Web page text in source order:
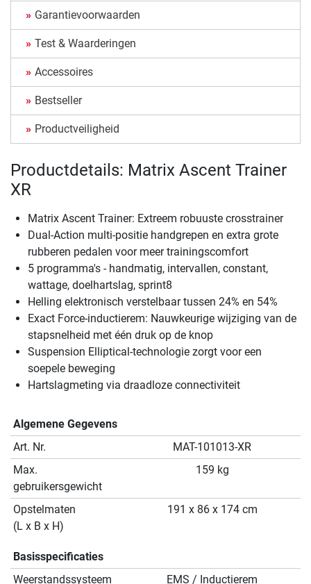
Garantievoorwaarden
Test & Waarderingen
Accessoires
Bestseller
Productveiligheid
Productdetails: Matrix Ascent Trainer
XR
Matrix Ascent Trainer: Extreem robuuste crosstrainer
Dual-Action multi-positie handgrepen en extra grote
rubberen pedalen voor meer trainingscomfort
5 programma's - handmatig, intervallen, constant,
wattage, doelhartslag, sprint8
Helling elektronisch verstelbaar tussen 24% en 54%
Exact Force-inductierem: Nauwkeurige wijziging van de
stapsnelheid met één druk op de knop
Suspension Elliptical-technologie zorgt voor een
soepele beweging
Hartslagmeting via draadloze connectiviteit
Algemene Gegevens
Art. Nr.
MAT-101013-XR
Max.
gebruikersgewicht
159 kg
Opstelmaten
(L x B x H)
191 x 86 x 174 cm
Basisspecificaties
Weerstandssysteem
EMS / Inductierem